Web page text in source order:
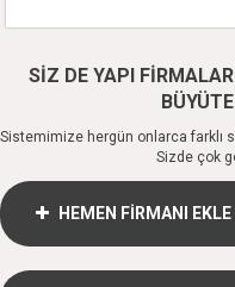
SİZ DE YAPI
Sistemimize hergün onlarca farklı
Sizde çok
HEMEN FİRMANI EKLE